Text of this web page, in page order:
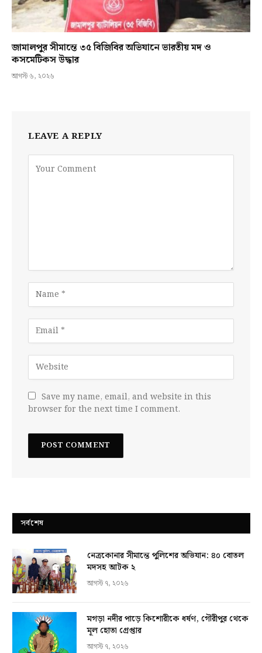
জামালপুর সীমান্তে ৩৫ বিজিবির অভিযানে ভারতীয় মদ ও
কসমেটিকস উদ্ধার
আগস্ট ৬, ২০২৬
LEAVE A REPLY
Save my name, email, and website in this
browser for the next time I comment.
সর্বশেষ
নেত্রকোনার সীমান্তে পুলিশের অভিযান: ৪০ বোতল
মদসহ আটক ২
আগস্ট ৭, ২০২৬
মগড়া নদীর পাড়ে কিশোরীকে ধর্ষণ, গৌরীপুর থেকে
মূল হোতা গ্রেপ্তার
আগস্ট ৭, ২০২৬